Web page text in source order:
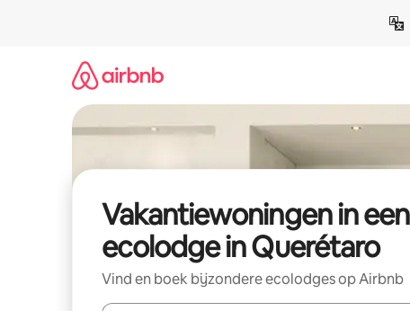
Vakantiewoningen in een
ecolodge in Querétaro
Vind en boek bijzondere ecolodges op Airbnb